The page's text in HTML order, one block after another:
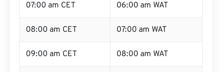
07:00 am CET 06:00 am WAT
08:00 am CET 07:00 am WAT
09:00 am CET 08:00 am WAT